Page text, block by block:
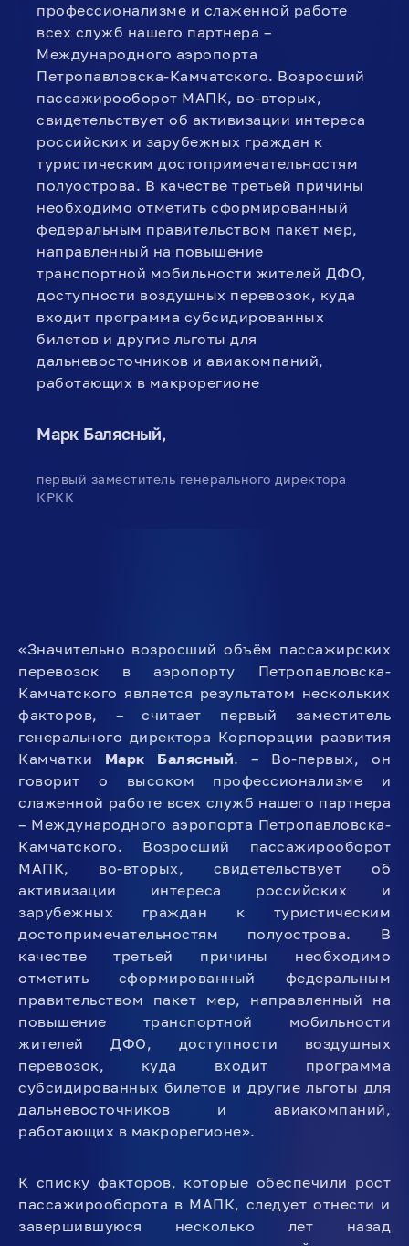
профессионализме и слаженной работе
всех служб нашего партнера –
Международного аэропорта
Петропавловска-Камчатского. Возросший
пассажирооборот МАПК, во-вторых,
свидетельствует об активизации интереса
российских и зарубежных граждан к
туристическим достопримечательностям
полуострова. В качестве третьей причины
необходимо отметить сформированный
федеральным правительством пакет мер,
направленный на повышение
транспортной мобильности жителей ДФО,
доступности воздушных перевозок, куда
входит программа субсидированных
билетов и другие льготы для
дальневосточников и авиакомпаний,
работающих в макрорегионе
Марк Балясный,
первый заместитель генерального директора
КРКК
«Значительно возросший объём пассажирских
перевозок в аэропорту Петропавловска-
Камчатского является результатом нескольких
факторов, – считает первый заместитель
генерального директора Корпорации развития
Камчатки Марк Балясный. – Во-первых, он
говорит о высоком профессионализме и
слаженной работе всех служб нашего партнера
– Международного аэропорта Петропавловска-
Камчатского. Возросший пассажирооборот
МАПК, во-вторых, свидетельствует об
активизации интереса российских и
зарубежных граждан к туристическим
достопримечательностям полуострова. В
качестве третьей причины необходимо
отметить сформированный федеральным
правительством пакет мер, направленный на
повышение транспортной мобильности
жителей ДФО, доступности воздушных
перевозок, куда входит программа
субсидированных билетов и другие льготы для
дальневосточников и авиакомпаний,
работающих в макрорегионе».
К списку факторов, которые обеспечили рост
пассажирооборота в МАПК, следует отнести и
завершившуюся несколько лет назад